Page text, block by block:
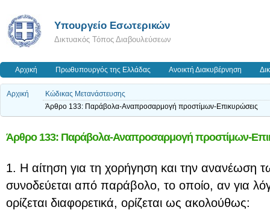
Υπουργείο Εσωτερικών
Δικτυακός Τόπος Διαβουλεύσεων
Αρχική Πρωθυπουργός της Ελλάδας Ανοικτή Διακυβέρνηση
Αρχική
Κώδικας Μετανάστευσης
Άρθρο 133: Παράβολα-Αναπροσαρμογή προστίμων-Επικυρώσεις
Άρθρο 133: Παράβολα-Αναπροσαρμογή προστίμων-
1. Η αίτηση για τη χορήγηση και την ανανέωση
συνοδεύεται από παράβολο, το οποίο, αν για
ορίζεται διαφορετικά, ορίζεται ως ακολούθως: